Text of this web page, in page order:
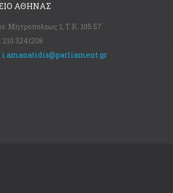
ΑΘΉΝΑΣ
Μητροπόλεως 1, Τ.Κ. 105 57
210 3241208
i.amanatidis@parliament.gr